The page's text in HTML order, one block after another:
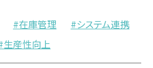
在庫管理
システム連携
生産性向上